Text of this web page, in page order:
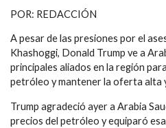
POR: REDACCIÓN
A pesar de las presiones por el
Khashoggi, Donald Trump ve a
principales aliados en la región
petróleo y mantener la oferta alta
Trump agradeció ayer a Arabia
precios del petróleo y equiparó